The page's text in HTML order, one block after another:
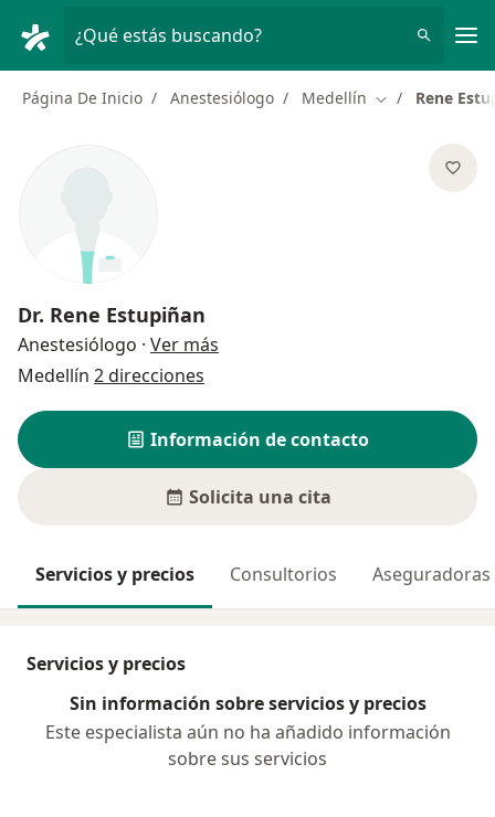
¿Qué estás buscando?
Página De Inicio Anestesiólogo Medellín Cambiar de
Rene
Dr. Rene Estupiñan
Anestesiólogo · Ver más
Medellín 2 direcciones
Información de contacto
Solicita una cita
Servicios y precios Consultorios Aseguradoras
Servicios y precios
Sin información sobre servicios y precios
Este especialista aún no ha añadido información
sobre sus servicios